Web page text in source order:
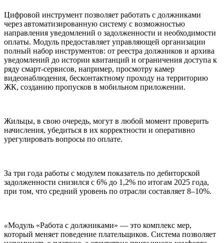
Цифровой инструмент позволяет работать с должниками
через автоматизированную систему с возможностью
направления уведомлений о задолженности и необходимости
оплаты. Модуль предоставляет управляющей организации
полный набор инструментов: от реестра должников и архива
уведомлений до истории квитанций и ограничения доступа к
ряду смарт-сервисов, например, просмотру камер
видеонаблюдения, бесконтактному проходу на территорию
ЖК, созданию пропусков в мобильном приложении.
Жильцы, в свою очередь, могут в любой момент проверить
начисления, убедиться в их корректности и оперативно
урегулировать вопросы по оплате.
За три года работы с модулем показатель по дебиторской
задолженности снизился с 6% до 1,2% по итогам 2025 года,
при том, что средний уровень по отрасли составляет 8–10%.
«Модуль «Работа с должниками» — это комплекс мер,
который меняет поведение плательщиков. Система позволяет